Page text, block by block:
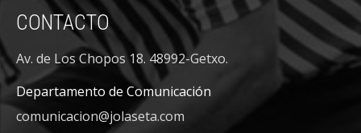
CONTACTO
Av. de Los Chopos 18. 48992-Getxo.
Departamento de Comunicación
comunicacion@jolaseta.com